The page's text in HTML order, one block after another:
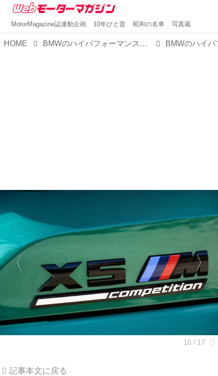
MotorMagazine誌連動企画 10年ひと昔 昭和の名車 写真蔵
HOME BMWのハイパフォーマンスSUV「X5＆X6 Mコンペティション」にV8 4.4Lターボ+48Vマイルドハイブリッド モデルが登場
記事本文に戻る